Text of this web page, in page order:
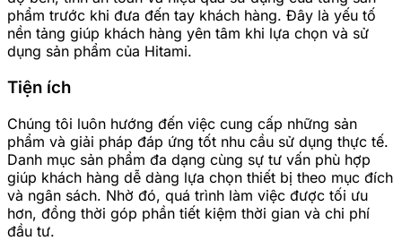
phẩm trước khi đưa đến tay khách hàng. Đây là yếu tố
nền tảng giúp khách hàng yên tâm khi lựa chọn và sử
dụng sản phẩm của Hitami.
Tiện ích
Chúng tôi luôn hướng đến việc cung cấp những sản
phẩm và giải pháp đáp ứng tốt nhu cầu sử dụng thực tế.
Danh mục sản phẩm đa dạng cùng sự tư vấn phù hợp
giúp khách hàng dễ dàng lựa chọn thiết bị theo mục đích
và ngân sách. Nhờ đó, quá trình làm việc được tối ưu
hơn, đồng thời góp phần tiết kiệm thời gian và chi phí
đầu tư.